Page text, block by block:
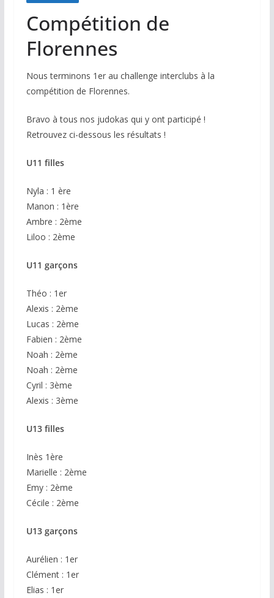
Compétition de
Florennes
Nous terminons 1er au challenge interclubs à la
compétition de Florennes.
Bravo à tous nos judokas qui y ont participé !
Retrouvez ci-dessous les résultats !
U11 filles
Nyla : 1 ère
Manon : 1ère
Ambre : 2ème
Liloo : 2ème
U11 garçons
Théo : 1er
Alexis : 2ème
Lucas : 2ème
Fabien : 2ème
Noah : 2ème
Noah : 2ème
Cyril : 3ème
Alexis : 3ème
U13 filles
Inès 1ère
Marielle : 2ème
Emy : 2ème
Cécile : 2ème
U13 garçons
Aurélien : 1er
Clément : 1er
Elias : 1er